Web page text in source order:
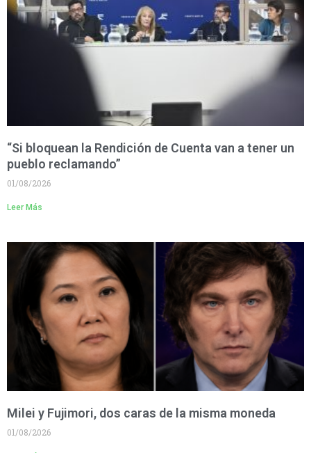
“Si bloquean la Rendición de Cuenta van a tener un
pueblo reclamando”
01/08/2026
Leer Más
Milei y Fujimori, dos caras de la misma moneda
01/08/2026